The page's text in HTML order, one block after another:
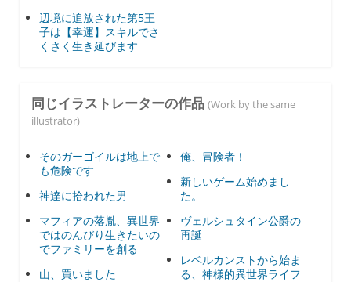
辺境に追放された第5王
子は【幸運】スキルでさ
くさく生き延びます
同じイラストレーターの作品 (Work by the same
illustrator)
そのガーゴイルは地上で
も危険です
神達に拾われた男
マフィアの落胤、異世界
ではのんびり生きたいの
でファミリーを創る
山、買いました
俺、冒険者！
新しいゲーム始めまし
た。
ヴェルシュタイン公爵の
再誕
レベルカンストから始ま
る、神様的異世界ライフ